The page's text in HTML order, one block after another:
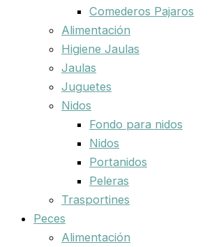
Comederos Pajaros
Alimentación
Higiene Jaulas
Jaulas
Juguetes
Nidos
Fondo para nidos
Nidos
Portanidos
Peleras
Trasportines
Peces
Alimentación